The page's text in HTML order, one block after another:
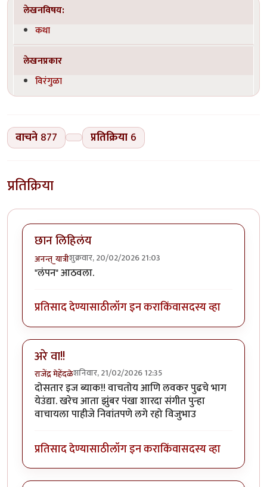
लेखनविषय:
कथा
लेखनप्रकार
विरंगुळा
वाचने 877 प्रतिक्रिया 6
प्रतिक्रिया
छान लिहिलंय
अनन्त्_यात्रीशुक्रवार, 20/02/2026 21:03
"लंपन" आठवला.
प्रतिसाद देण्यासाठीलॉग इन कराकिंवासदस्य व्हा
अरे वा!!
राजेंद्र मेहेंदळेशनिवार, 21/02/2026 12:35
दोसतार इज ब्याक!! वाचतोय आणि लवकर पुढचे भाग
येउंद्या. खरेच आता झुंबर पंखा शारदा संगीत पुन्हा
वाचायला पाहीजे निवांतपणे लगे रहो विजुभाउ
प्रतिसाद देण्यासाठीलॉग इन कराकिंवासदस्य व्हा